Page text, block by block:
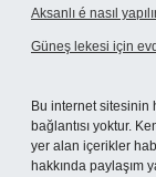
Aksanlı é nasıl
Güneş lekesi için
Bu internet sitesinin
bağlantısı yoktur.
yer alan içerikler
hakkında paylaşım